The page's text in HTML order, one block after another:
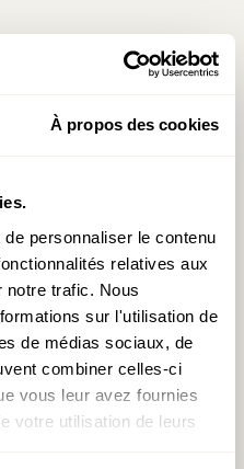
À propos des cookies
personnaliser le contenu
relatives aux
notre trafic. Nous
sur l'utilisation de
de médias sociaux, de
combiner celles-ci
vous leur avez fournies
votre utilisation de leurs
Sarah Mellouet